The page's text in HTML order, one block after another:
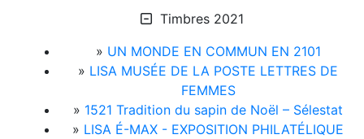
Timbres 2021
» UN MONDE EN COMMUN EN 2101
» LISA MUSÉE DE LA POSTE LETTRES DE
FEMMES
» 1521 Tradition du sapin de Noël – Sélestat
» LISA É-MAX - EXPOSITION PHILATÉLIQUE